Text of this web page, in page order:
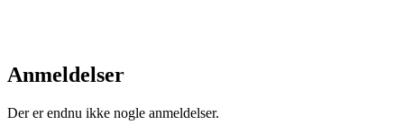
Anmeldelser
Der er endnu ikke nogle anmeldelser.